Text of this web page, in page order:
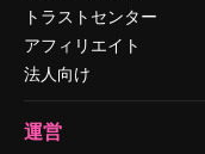
トラストセンター
アフィリエイト
法人向け
運営